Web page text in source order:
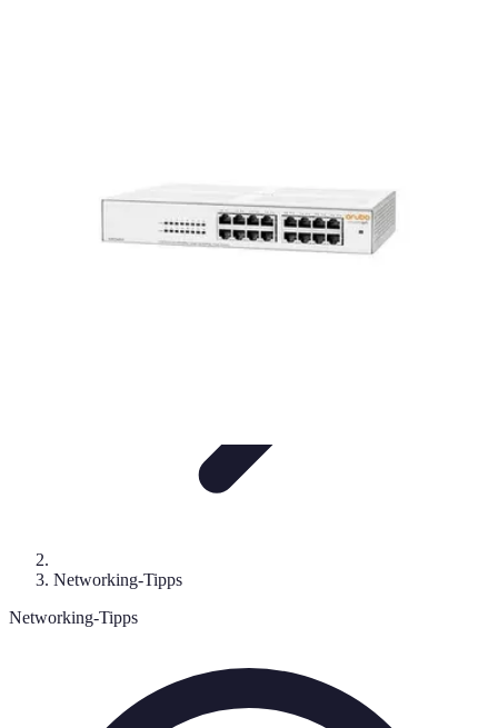
Networking-Tipps
Networking-Tipps